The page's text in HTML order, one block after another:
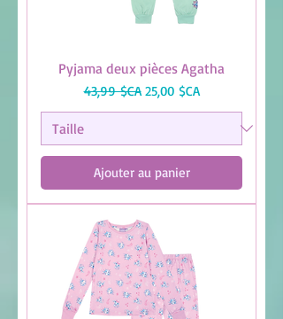
Pyjama deux pièces Agatha
Prix original
43,99 $CA Prix promotionnel
25,00 $CA
Ajouter au panier